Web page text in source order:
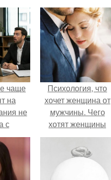
чаще
на
не
с
Психология, что
хочет женщина от
мужчины. Чего
хотят женщины